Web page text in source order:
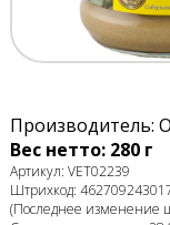
Производитель:
Вес нетто: 280 г
Артикул: VET02239
Штрихкод:
(Последнее изменение